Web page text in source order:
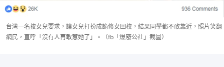
台灣一名按女兒要求，讓女兒打扮成詭修女回校，結果同學都不敢靠近，照片笑翻
網民，直呼「沒有人再敢惹她了」。（fb「爆廢公社」截圖）